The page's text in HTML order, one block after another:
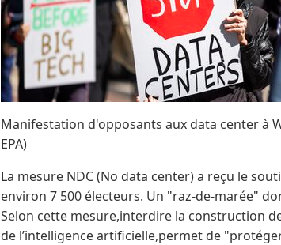
Manifestation d'opposants aux data center à
EPA)
La mesure NDC (No data center) a reçu le
environ 7 500 électeurs. Un "raz-de-marée"
Selon cette mesure,interdire la construction
de l’intelligence artificielle,permet de